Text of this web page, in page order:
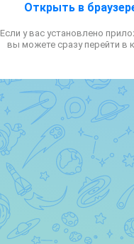
Открыть в
Если у вас установлено
вы можете сразу перейти в